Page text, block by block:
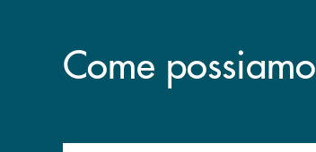
Come possiamo